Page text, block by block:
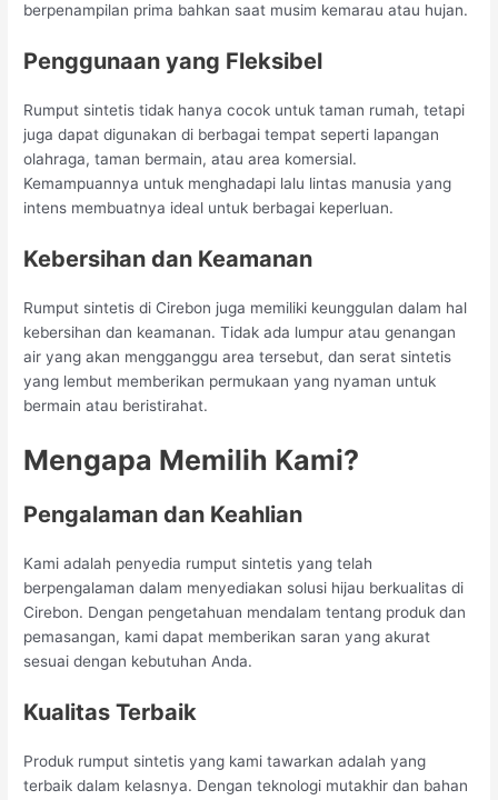
berpenampilan prima bahkan saat musim kemarau atau hujan.
Penggunaan yang Fleksibel
Rumput sintetis tidak hanya cocok untuk taman rumah, tetapi
juga dapat digunakan di berbagai tempat seperti lapangan
olahraga, taman bermain, atau area komersial.
Kemampuannya untuk menghadapi lalu lintas manusia yang
intens membuatnya ideal untuk berbagai keperluan.
Kebersihan dan Keamanan
Rumput sintetis di Cirebon juga memiliki keunggulan dalam hal
kebersihan dan keamanan. Tidak ada lumpur atau genangan
air yang akan mengganggu area tersebut, dan serat sintetis
yang lembut memberikan permukaan yang nyaman untuk
bermain atau beristirahat.
Mengapa Memilih Kami?
Pengalaman dan Keahlian
Kami adalah penyedia rumput sintetis yang telah
berpengalaman dalam menyediakan solusi hijau berkualitas di
Cirebon. Dengan pengetahuan mendalam tentang produk dan
pemasangan, kami dapat memberikan saran yang akurat
sesuai dengan kebutuhan Anda.
Kualitas Terbaik
Produk rumput sintetis yang kami tawarkan adalah yang
terbaik dalam kelasnya. Dengan teknologi mutakhir dan bahan